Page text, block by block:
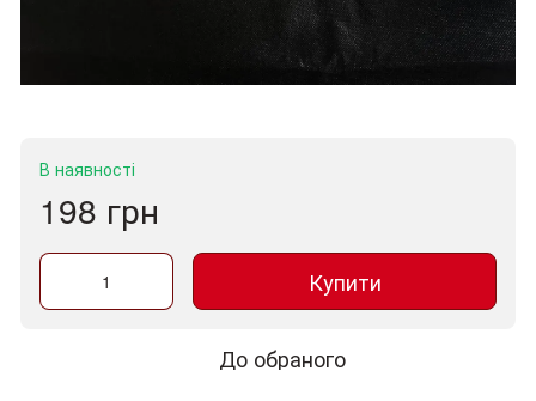
В наявності
198 грн
Купити
До обраного